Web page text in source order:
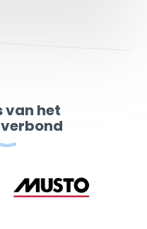
van het